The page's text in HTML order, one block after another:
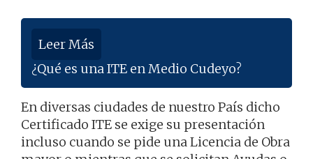
Leer Más
¿Qué es una ITE en Medio Cudeyo?
En diversas ciudades de nuestro País dicho
Certificado ITE se exige su presentación
incluso cuando se pide una Licencia de Obra